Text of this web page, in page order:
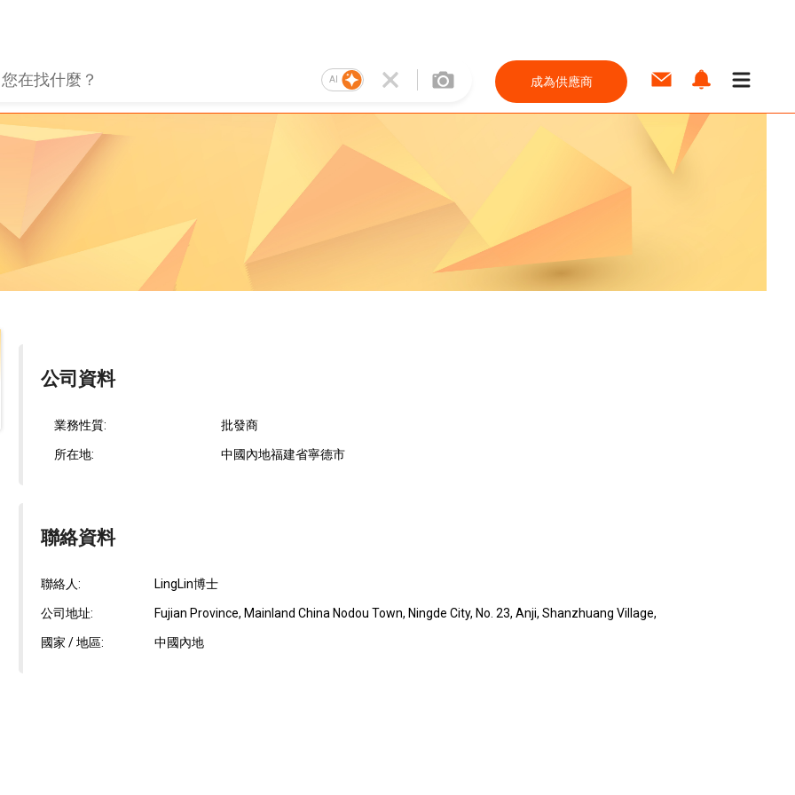
AI 成為供應商
公司資料
業務性質: 批發商
所在地: 中國內地福建省寧德市
聯絡資料
聯絡人: LingLin博士
公司地址: Fujian Province, Mainland China Nodou Town, Ningde City, No. 23, Anji, Shanzhuang Village,
國家 / 地區: 中國內地